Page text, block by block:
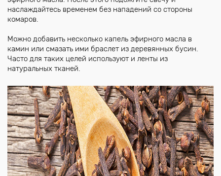
наслаждайтесь временем без нападений со стороны
комаров.
Можно добавить несколько капель эфирного масла в
камин или смазать ими браслет из деревянных бусин.
Часто для таких целей используют и ленты из
натуральных тканей.